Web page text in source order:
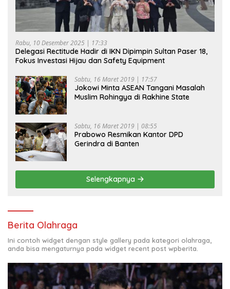
Rabu, 10 Desember 2025 | 17:33
Delegasi Rectitude Hadir di IKN Dipimpin Sultan Paser 18,
Fokus Investasi Hijau dan Safety Equipment
Sabtu, 16 Maret 2019 | 17:57
Jokowi Minta ASEAN Tangani Masalah
Muslim Rohingya di Rakhine State
Sabtu, 16 Maret 2019 | 08:55
Prabowo Resmikan Kantor DPD
Gerindra di Banten
Selengkapnya
Berita Olahraga
Ini contoh widget dengan style gallery pada kategori olahraga,
anda bisa mengaturnya pada widget recent post wpberita.